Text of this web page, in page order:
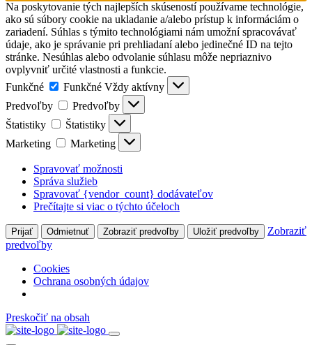
Na poskytovanie tých najlepších skúseností používame technológie,
ako sú súbory cookie na ukladanie a/alebo prístup k informáciám o
zariadení. Súhlas s týmito technológiami nám umožní spracovávať
údaje, ako je správanie pri prehliadaní alebo jedinečné ID na tejto
stránke. Nesúhlas alebo odvolanie súhlasu môže nepriaznivo
ovplyvniť určité vlastnosti a funkcie.
Funkčné
Funkčné Vždy aktívny
Predvoľby
Predvoľby
Štatistiky
Štatistiky
Marketing
Marketing
Spravovať možnosti
Správa služieb
Spravovať {vendor_count} dodávateľov
Prečítajte si viac o týchto účeloch
Prijať Odmietnuť Zobraziť predvoľby Uložiť predvoľby
Zobraziť
predvoľby
Cookies
Ochrana osobných údajov
Preskočiť na obsah